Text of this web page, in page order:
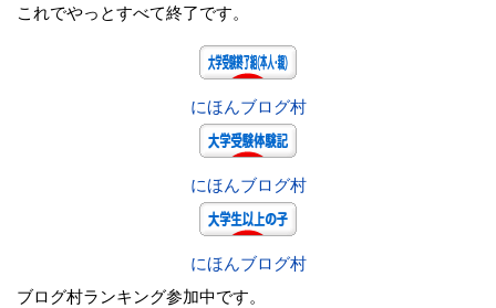
これでやっとすべて終了です。
にほんブログ村
にほんブログ村
にほんブログ村
ブログ村ランキング参加中です。